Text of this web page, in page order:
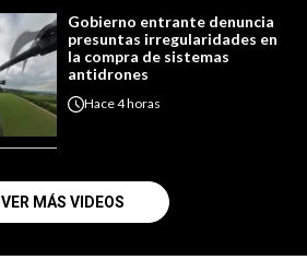
Gobierno entrante denuncia
presuntas irregularidades en
la compra de sistemas
antidrones
Hace4 horas
VER MÁS VIDEOS